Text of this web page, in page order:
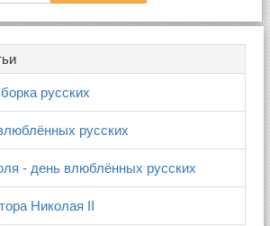
русских
русских
- день влюблённых русских
Николая II